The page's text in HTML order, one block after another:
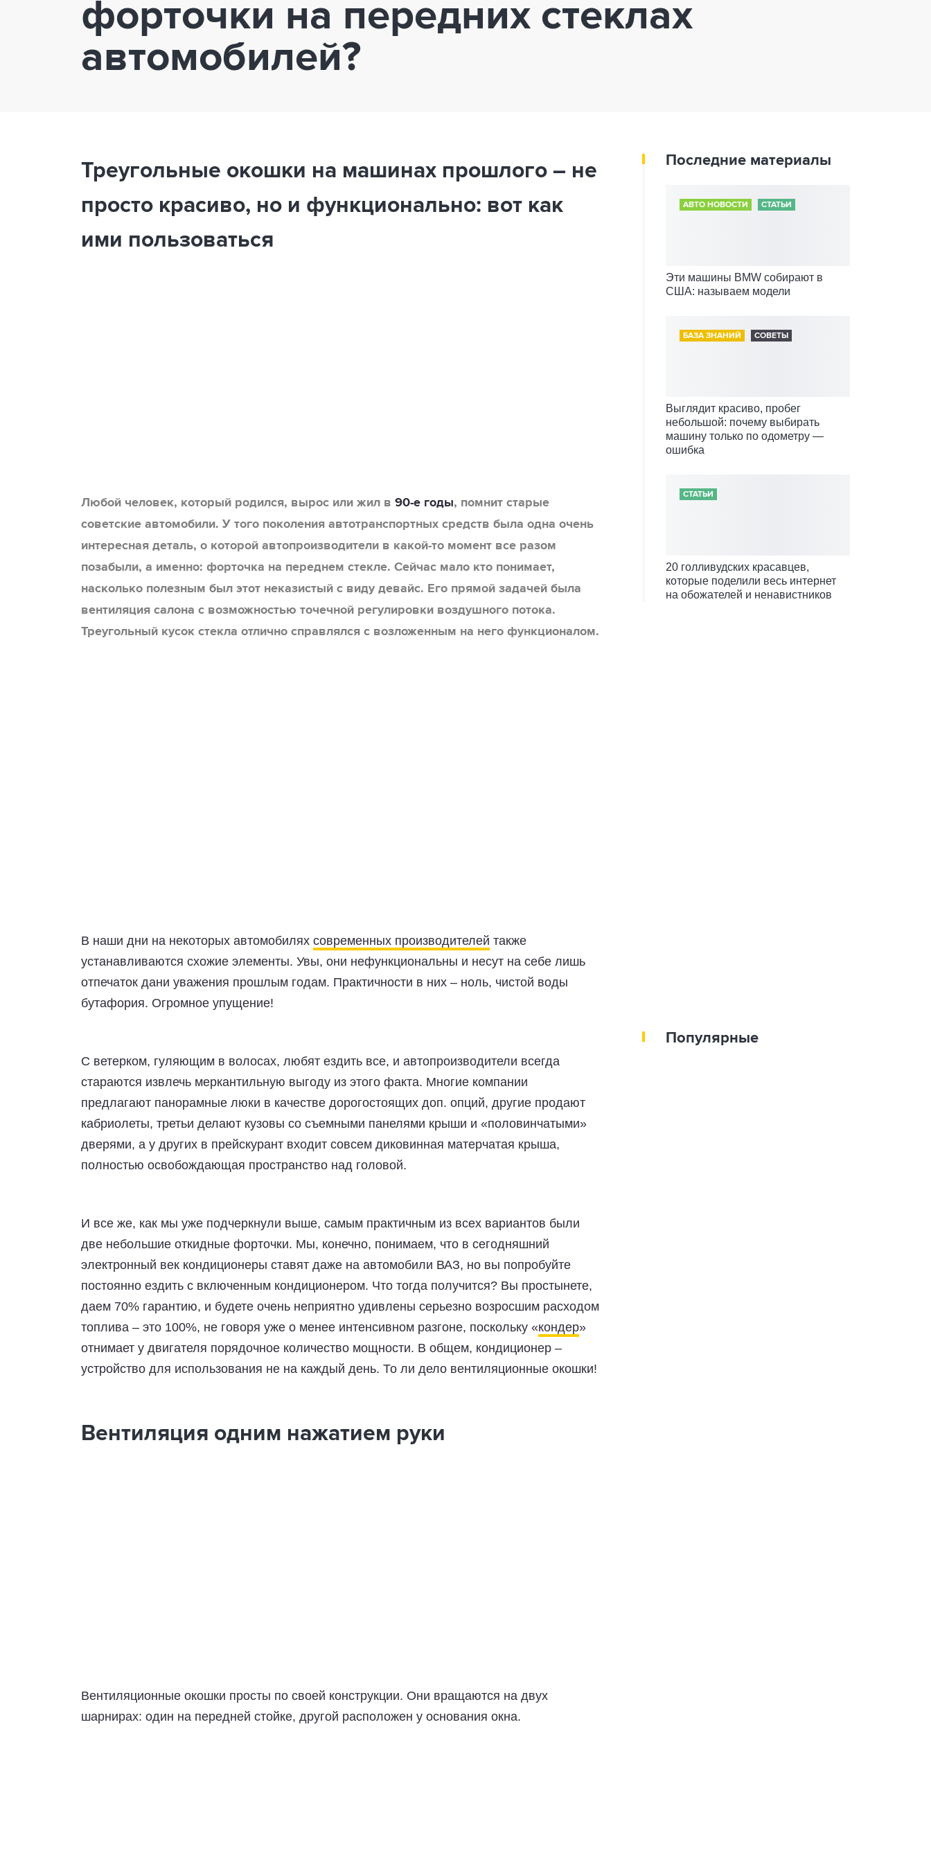
форточки на передних стеклах
автомобилей?
Треугольные окошки на машинах прошлого – не
просто красиво, но и функционально: вот как
ими пользоваться
Любой человек, который родился, вырос или жил в 90-е годы, помнит старые
советские автомобили. У того поколения автотранспортных средств была одна очень
интересная деталь, о которой автопроизводители в какой-то момент все разом
позабыли, а именно: форточка на переднем стекле. Сейчас мало кто понимает,
насколько полезным был этот неказистый с виду девайс. Его прямой задачей была
вентиляция салона с возможностью точечной регулировки воздушного потока.
Треугольный кусок стекла отлично справлялся с возложенным на него функционалом.
В наши дни на некоторых автомобилях современных производителей также
устанавливаются схожие элементы. Увы, они нефункциональны и несут на себе лишь
отпечаток дани уважения прошлым годам. Практичности в них – ноль, чистой воды
бутафория. Огромное упущение!
С ветерком, гуляющим в волосах, любят ездить все, и автопроизводители всегда
стараются извлечь меркантильную выгоду из этого факта. Многие компании
предлагают панорамные люки в качестве дорогостоящих доп. опций, другие продают
кабриолеты, третьи делают кузовы со съемными панелями крыши и «половинчатыми»
дверями, а у других в прейскурант входит совсем диковинная матерчатая крыша,
полностью освобождающая пространство над головой.
И все же, как мы уже подчеркнули выше, самым практичным из всех вариантов были
две небольшие откидные форточки. Мы, конечно, понимаем, что в сегодняшний
электронный век кондиционеры ставят даже на автомобили ВАЗ, но вы попробуйте
постоянно ездить с включенным кондиционером. Что тогда получится? Вы простынете,
даем 70% гарантию, и будете очень неприятно удивлены серьезно возросшим расходом
топлива – это 100%, не говоря уже о менее интенсивном разгоне, поскольку «кондер»
отнимает у двигателя порядочное количество мощности. В общем, кондиционер –
устройство для использования не на каждый день. То ли дело вентиляционные окошки!
Вентиляция одним нажатием руки
Вентиляционные окошки просты по своей конструкции. Они вращаются на двух
шарнирах: один на передней стойке, другой расположен у основания окна.
Последние материалы
АВТО НОВОСТИ СТАТЬИ
Эти машины BMW собирают в
США: называем модели
БАЗА ЗНАНИЙ СОВЕТЫ
Выглядит красиво, пробег
небольшой: почему выбирать
машину только по одометру —
ошибка
СТАТЬИ
20 голливудских красавцев,
которые поделили весь интернет
на обожателей и ненавистников
Популярные